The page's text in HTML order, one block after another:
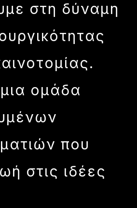
στη δύναμη
ομάδα
που
στις ιδέες